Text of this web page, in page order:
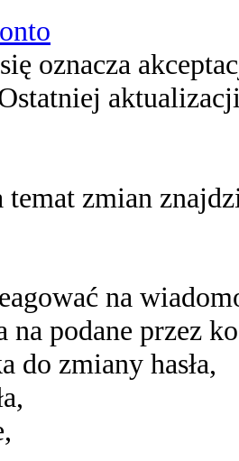
oznacza
zmian
na
na podane przez
do zmiany hasła,